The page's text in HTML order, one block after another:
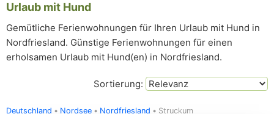
Urlaub mit Hund
Gemütliche Ferienwohnungen für Ihren Urlaub mit Hund in
Nordfriesland. Günstige Ferienwohnungen für einen
erholsamen Urlaub mit Hund(en) in Nordfriesland.
Sortierung:
Deutschland Nordsee Nordfriesland Struckum